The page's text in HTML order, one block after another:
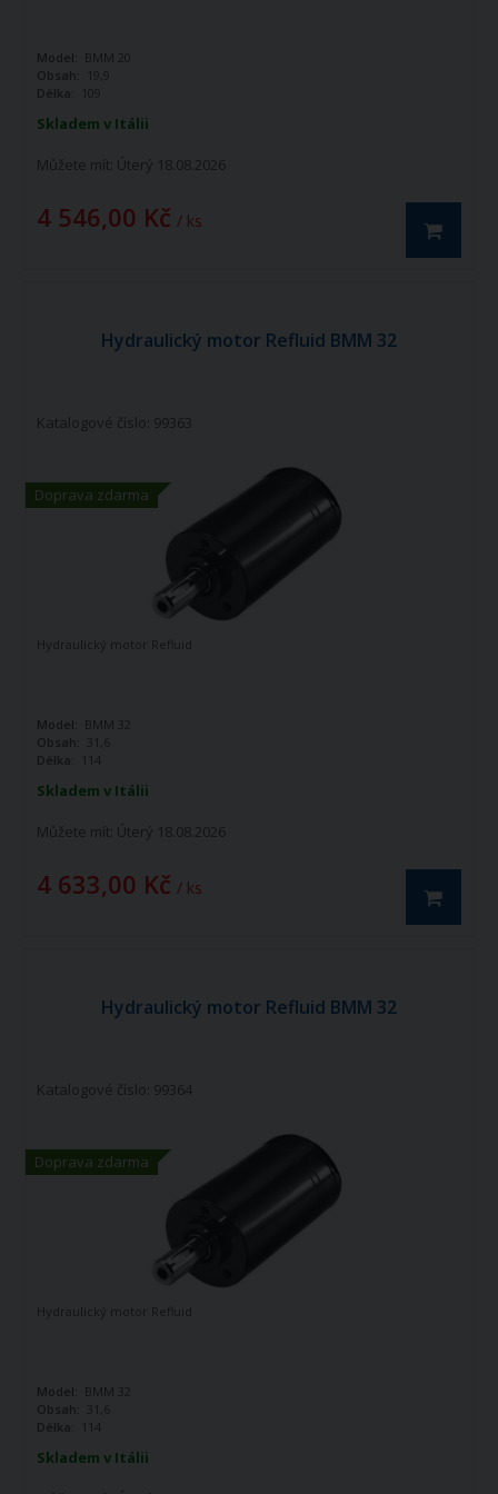
Skladem v Itálii
Můžete mít: Úterý 18.08.2026
4 546,00 Kč / ks
Model: BMM 20
Obsah:
19,9
Délka:
109
Hydraulický motor Refluid BMM 32
Doprava zdarma
Katalogové číslo: 99363
Skladem v Itálii
Můžete mít: Úterý 18.08.2026
4 633,00 Kč / ks
Hydraulický motor Refluid
Model: BMM 32
Obsah:
31,6
Délka:
114
Hydraulický motor Refluid BMM 32
Doprava zdarma
Katalogové číslo: 99364
Skladem v Itálii
Hydraulický motor Refluid
Model: BMM 32
Obsah:
31,6
Délka:
114